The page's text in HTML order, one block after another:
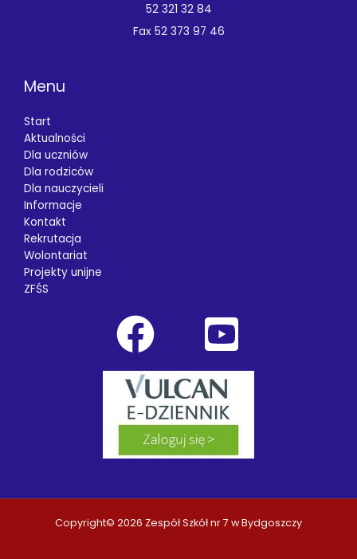
52 321 32 84
Fax 52 373 97 46
Menu
Start
Aktualności
Dla uczniów
Dla rodziców
Dla nauczycieli
Informacje
Kontakt
Rekrutacja
Wolontariat
Projekty unijne
ZFŚS
Copyright© 2026 Zespół Szkół nr 7 w Bydgoszczy